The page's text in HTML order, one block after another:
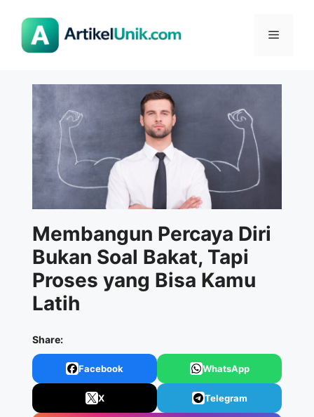
Menu
Membangun Percaya Diri
Bukan Soal Bakat, Tapi
Proses yang Bisa Kamu
Latih
Share:
Facebook WhatsApp
X Telegram